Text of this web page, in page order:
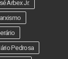
Arbex Jr.
Pedrosa